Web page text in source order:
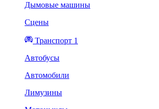
Дымовые машины
Сцены
Транспорт 1
Автобусы
Автомобили
Лимузины